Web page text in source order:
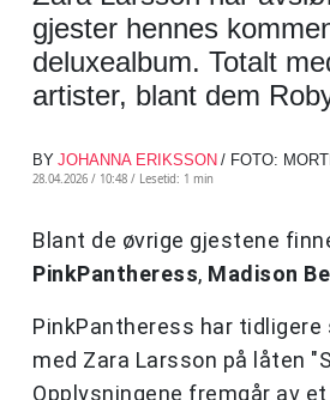
gjester hennes
deluxealbum. Totalt
artister, blant dem
BY JOHANNA ERIKSSON / FOTO:
28.04.2026 / 10:48 / Lesetid: 1 min
Blant de øvrige gjestene
PinkPantheress, Madison
PinkPantheress har tidligere
med Zara Larsson på låten
Opplysningene fremgår av